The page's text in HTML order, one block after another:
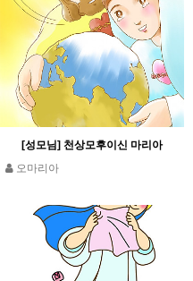
[성모님] 천상모후이신 마리아
오마리아